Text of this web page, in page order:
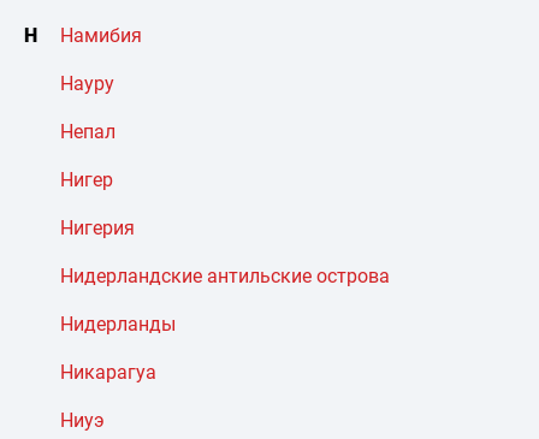
Н Намибия
Науру
Непал
Нигер
Нигерия
Нидерландские антильские острова
Нидерланды
Никарагуа
Ниуэ